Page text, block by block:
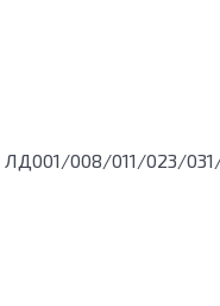
ЛД001/008/011/023/